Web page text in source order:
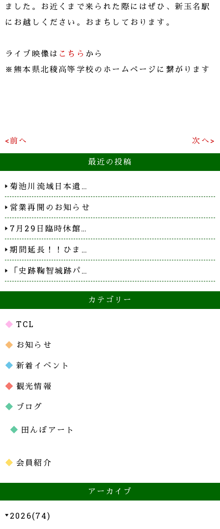
ました。お近くまで来られた際にはぜひ、新玉名駅
にお越しください。おまちしております。
ライブ映像は こちら から
※熊本県北稜高等学校のホームページに繋がります
<前へ 次へ>
最近の投稿
菊池川流域日本遺…
営業再開のお知らせ
7月29日臨時休館…
期間延長！！ひま…
「史跡鞠智城跡パ…
カテゴリー
TCL
お知らせ
新着イベント
観光情報
ブログ
田んぼアート
会員紹介
アーカイブ
2026(74)